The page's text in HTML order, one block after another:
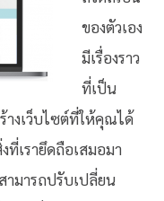
ของตัวเอง
มีเรื่องราว
ที่เป็น
างเว็บไซต์ที่ให้คุณได้
ที่เรายึดถือเสมอมา
ามารถปรับเปลี่ยน